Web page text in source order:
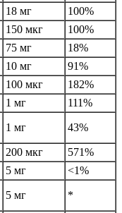
18 мг
100%
150 мкг
100%
75 мг
18%
10 мг
91%
100 мкг
182%
1 мг
111%
1 мг 43%
200 мкг
571%
5 мг
<1%
5 мг *